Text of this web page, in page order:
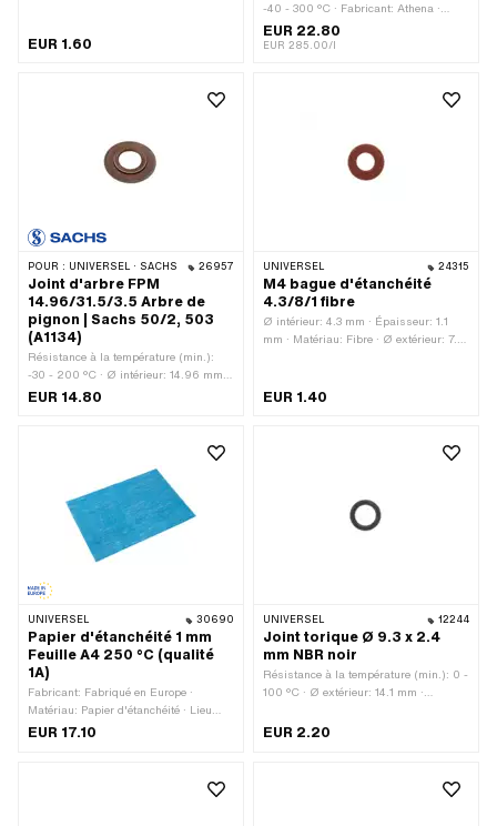
EUR 1.60
-40 - 300 °C · Fabricant: Athena ·
Matériau: Silicone · Contenu: 80 ml ·
Couleur: gris · Champ d'application:
EUR 22.80
EUR 285.00/l
POUR : UNIVERSEL · SACHS 26957
Joint d'arbre FPM
14.96/31.5/3.5 Arbre de
pignon | Sachs 50/2, 503
(A1134)
Résistance à la température (min.):
-30 - 200 °C · Ø intérieur: 14.96 mm ·
Ø extérieur: 31.4 mm · Fabricant:
Viton) · Lieu d'utilisation: Arbre de
Sachs N° OEM: 0230 011 200 ·
Sachs N° OEM: 0230 011 100
EUR 14.80
UNIVERSEL 24315
M4 bague d'étanchéité
4.3/8/1 fibre
Ø intérieur: 4.3 mm · Épaisseur: 1.1
mm · Matériau: Fibre · Ø extérieur: 7.8
EUR 1.40
UNIVERSEL 30690
Papier d'étanchéité 1 mm
Feuille A4 250 °C (qualité
1A)
Fabricant: Fabriqué en Europe ·
Matériau: Papier d'étanchéité · Lieu
d'utilisation: Universel · Épaisseur: 1
EUR 17.10
UNIVERSEL 12244
Joint torique Ø 9.3 x 2.4
mm NBR noir
Résistance à la température (min.): 0 -
100 °C · Ø extérieur: 14.1 mm ·
Épaisseur du cordon: 2.4 mm · Dureté:
EUR 2.20